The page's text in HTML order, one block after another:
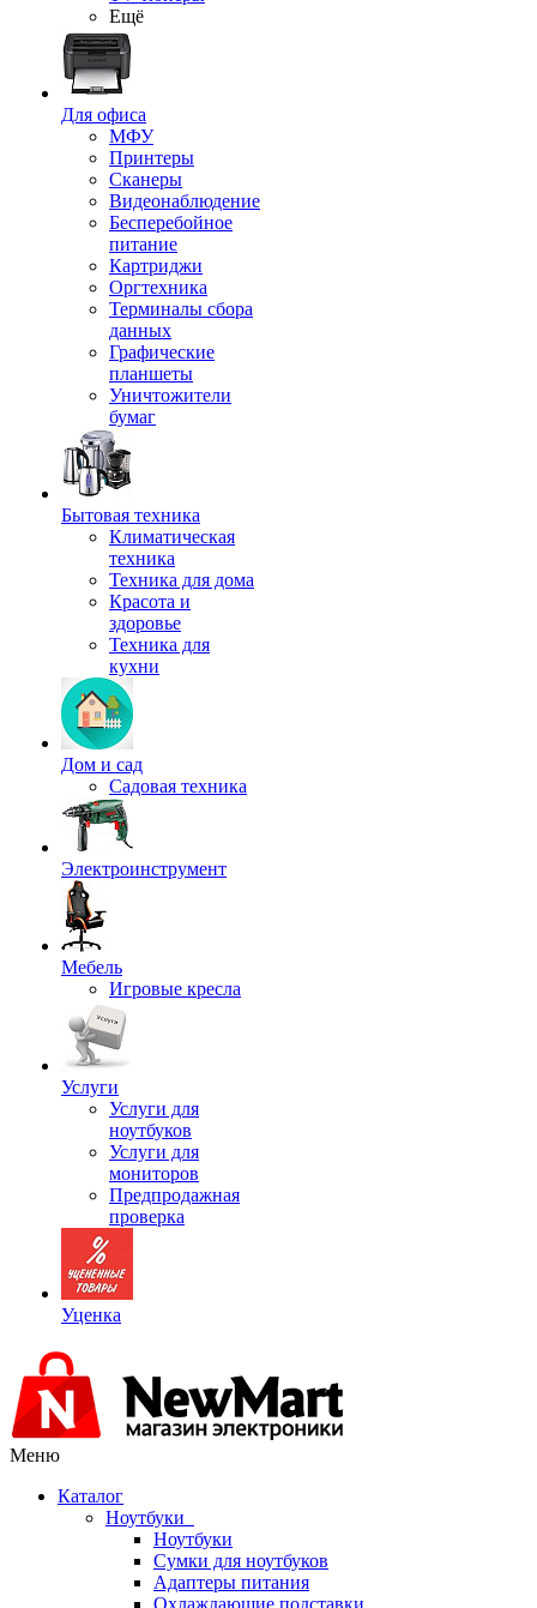
Ещё
Для офиса
МФУ
Принтеры
Сканеры
Видеонаблюдение
Бесперебойное
питание
Картриджи
Оргтехника
Терминалы сбора
данных
Графические
планшеты
Уничтожители
бумаг
Бытовая техника
Климатическая
техника
Техника для дома
Красота и
здоровье
Техника для
кухни
Дом и сад
Садовая техника
Электроинструмент
Мебель
Игровые кресла
Услуги
Услуги для
ноутбуков
Услуги для
мониторов
Предпродажная
проверка
Уценка
Меню
Каталог
Ноутбуки
Ноутбуки
Сумки для ноутбуков
Адаптеры питания
Охлаждающие подставки